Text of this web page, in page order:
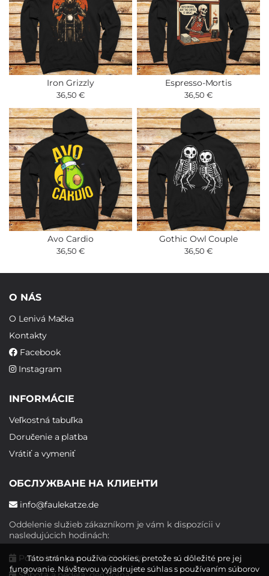
Iron Grizzly
36,50 €
Espresso-Mortis
36,50 €
Avo Cardio
36,50 €
Gothic Owl Couple
36,50 €
O NÁS
O Lenivá Mačka
Kontakty
Facebook
Instagram
INFORMÁCIE
Veľkostná tabuľka
Doručenie a platba
Vrátiť a vymeniť
ОБСЛУЖВАНЕ НА КЛИЕНТИ
info@faulekatze.de
Oddelenie služieb zákazníkom je vám k dispozícii v
nasledujúcich hodinách:
Pondelok - piatok: 10:00 - 19:00
Táto stránka používa cookies, pretože sú dôležité pre jej
fungovanie. Návštevou vyjadrujete súhlas s používaním súborov